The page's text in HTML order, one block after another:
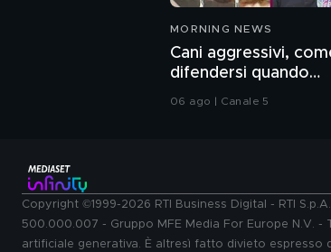
MORNING NEWS
Cani aggressivi,
difendersi quando
attaccano?
06 ago | Canale 5
Copyright ©1999-2026 RTI Business Digital - RTI
500.000.007 - Gruppo MFE Media For Europe N.V.
artificiale generativa. È altresì fatto divieto espresso